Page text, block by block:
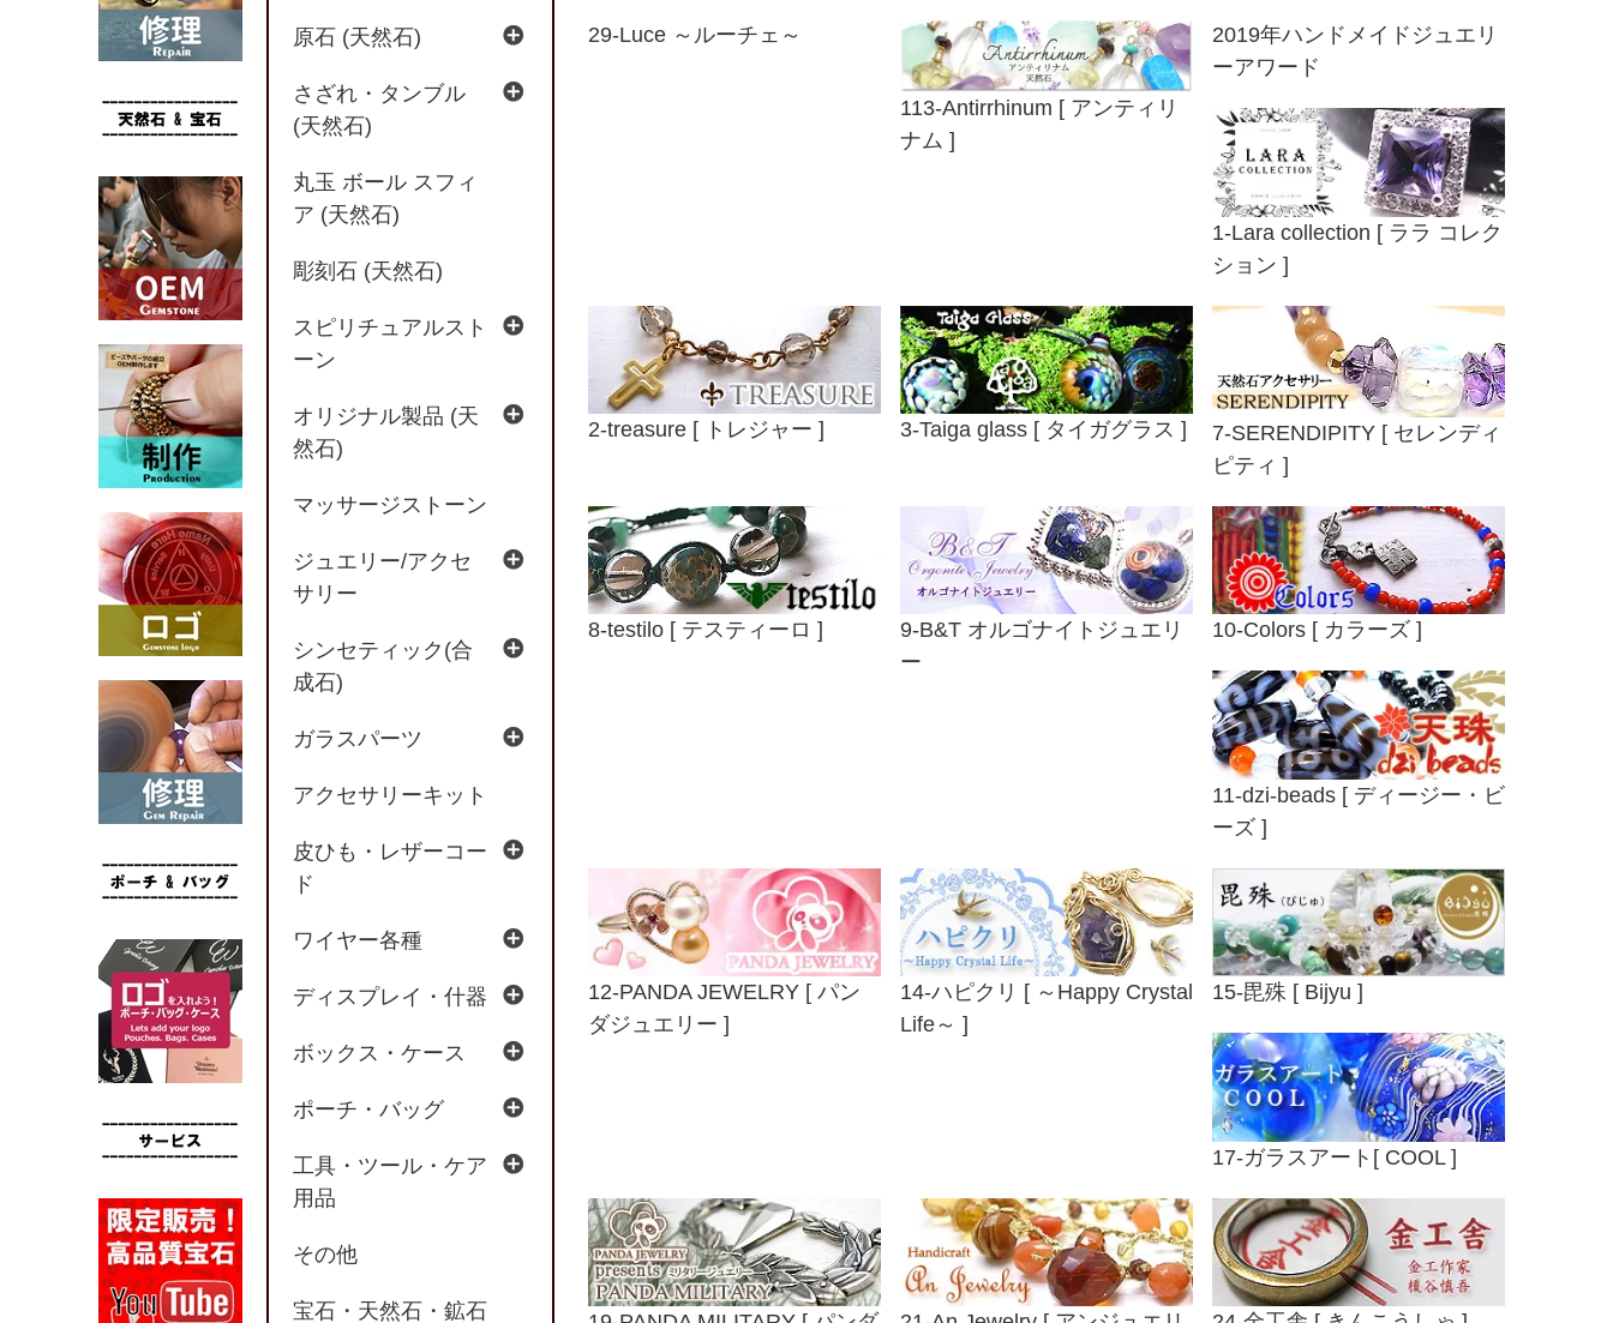
29-Luce ～ルーチェ～
113-Antirrhinum [ アンティリ
ナム ]
2019年ハンドメイドジュエリ
ーアワード
1-Lara collection [ ララ コレク
ション ]
2-treasure [ トレジャー ] 3-Taiga glass [ タイガグラス ]
7-SERENDIPITY [ セレンディ
ピティ ]
8-testilo [ テスティーロ ]
9-B&T オルゴナイトジュエリ
ー
10-Colors [ カラーズ ]
11-dzi-beads [ ディージー・ビ
ーズ ]
12-PANDA JEWELRY [ パン
ダジュエリー ]
14-ハピクリ [ ～Happy Crystal
Life～ ]
15-毘殊 [ Bijyu ]
17-ガラスアート[ COOL ]
原石 (天然石)
さざれ・タンブル
(天然石)
丸玉 ボール スフィ
ア (天然石)
彫刻石 (天然石)
スピリチュアルスト
ーン
オリジナル製品 (天
然石)
マッサージストーン
ジュエリー/アクセ
サリー
シンセティック(合
成石)
ガラスパーツ
アクセサリーキット
皮ひも・レザーコー
ド
ワイヤー各種
ディスプレイ・什器
ボックス・ケース
ポーチ・バッグ
工具・ツール・ケア
用品
その他
宝石・天然石・鉱石